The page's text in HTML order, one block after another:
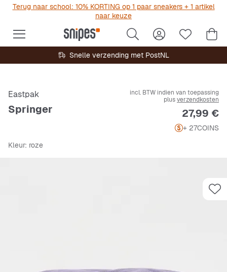
Terug naar school: 10% KORTING op 1 paar sneakers + 1 artikel
naar keuze
Snelle verzending met PostNL
Eastpak
Springer
incl. BTW indien van toepassing
plusverzendkosten
Prijs
27,99 €
+ 27COINS
Kleur: roze